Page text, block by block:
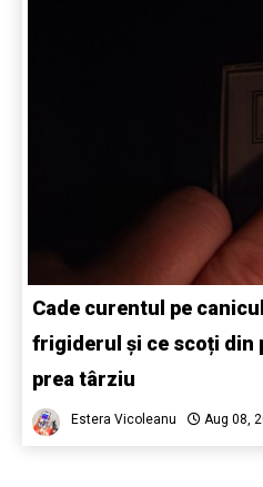
Cade curentul pe
frigiderul și ce scoți din
prea târziu
Estera Vicoleanu Aug 08,